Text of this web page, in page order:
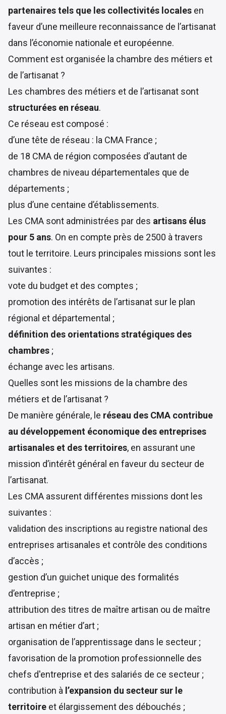
partenaires tels que les collectivités locales en
faveur d’une meilleure reconnaissance de l’artisanat
dans l’économie nationale et européenne.
Comment est organisée la chambre des métiers et
de l’artisanat ?
Les chambres des métiers et de l’artisanat sont
structurées en réseau.
Ce réseau est composé :
d’une tête de réseau : la CMA France ;
de 18 CMA de région composées d’autant de
chambres de niveau départementales que de
départements ;
plus d’une centaine d’établissements.
Les CMA sont administrées par des artisans élus
pour 5 ans. On en compte près de 2500 à travers
tout le territoire. Leurs principales missions sont les
suivantes :
vote du budget et des comptes ;
promotion des intérêts de l’artisanat sur le plan
régional et départemental ;
définition des orientations stratégiques des
chambres ;
échange avec les artisans.
Quelles sont les missions de la chambre des
métiers et de l’artisanat ?
De manière générale, le réseau des CMA contribue
au développement économique des entreprises
artisanales et des territoires, en assurant une
mission d’intérêt général en faveur du secteur de
l’artisanat.
Les CMA assurent différentes missions dont les
suivantes :
validation des inscriptions au registre national des
entreprises artisanales et contrôle des conditions
d’accès ;
gestion d’un guichet unique des formalités
d’entreprise ;
attribution des titres de maître artisan ou de maître
artisan en métier d’art ;
organisation de l’apprentissage dans le secteur ;
favorisation de la promotion professionnelle des
chefs d'entreprise et des salariés de ce secteur ;
contribution à l’expansion du secteur sur le
territoire et élargissement des débouchés ;